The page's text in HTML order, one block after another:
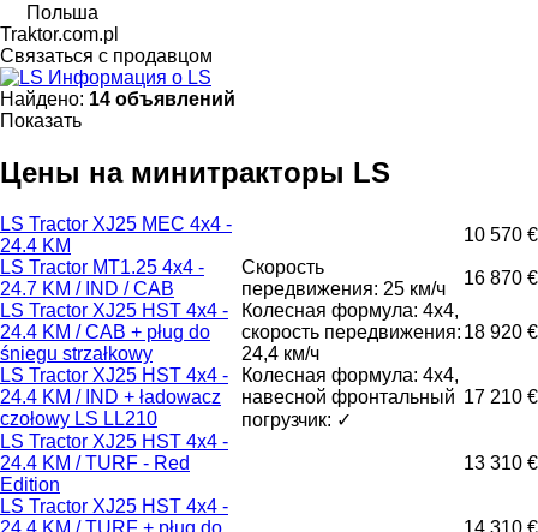
Польша
Traktor.com.pl
Связаться с продавцом
Информация о LS
Найдено: 14 объявлений
Показать
Цены на минитракторы LS
LS Tractor XJ25 MEC 4x4 -
24.4 KM
10 570 €
LS Tractor MT1.25 4x4 -
24.7 KM / IND / CAB
Скорость
передвижения: 25 км/ч
16 870 €
LS Tractor XJ25 HST 4x4 -
24.4 KM / CAB + pług do
śniegu strzałkowy
Колесная формула: 4x4,
скорость передвижения:
24,4 км/ч
18 920 €
LS Tractor XJ25 HST 4x4 -
24.4 KM / IND + ładowacz
czołowy LS LL210
Колесная формула: 4x4,
навесной фронтальный
погрузчик: ✓
17 210 €
LS Tractor XJ25 HST 4x4 -
24.4 KM / TURF - Red
Edition
13 310 €
LS Tractor XJ25 HST 4x4 -
24.4 KM / TURF + pług do
14 310 €